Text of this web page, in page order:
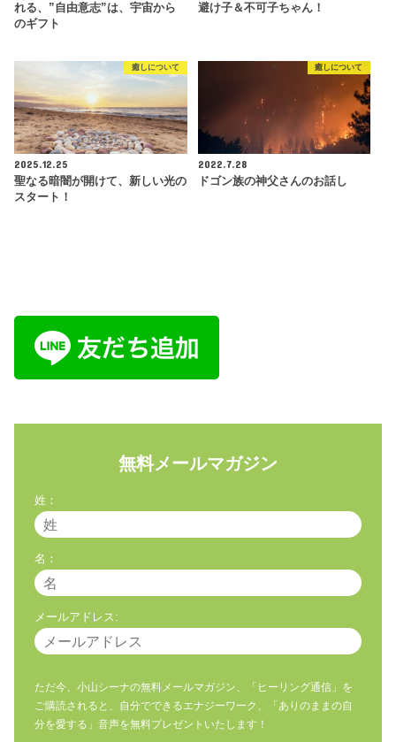
れる、”自由意志”は、宇宙から
のギフト
避け子＆不可子ちゃん！
癒しについて
2025.12.25
聖なる暗闇が開けて、新しい光の
スタート！
癒しについて
2022.7.28
ドゴン族の神父さんのお話し
無料メールマガジン
姓：
名：
メールアドレス:
ただ今、小山シーナの無料メールマガジン、「ヒーリング通信」を
ご購読されると、自分でできるエナジーワーク、「ありのままの自
分を愛する」音声を無料プレゼントいたします！